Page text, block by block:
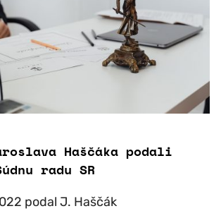
Haščáka podali
radu SR
podal J. Haščák